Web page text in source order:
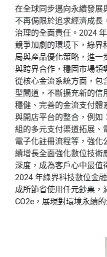
在全球同步邁向永續發展
不再侷限於追求經濟成長
治理的全面責任。2024
競爭加劇的環境下，綠界
局與產品優化策略，進一
與跨界合作，穩固市場領
從核心金流系統方面，包
型閘道，不斷擴充新的信
穩健、完善的金流支付體
與開店平台的整合，例如
組的多元支付渠道拓展、
電子化註冊流程等，強化
續增長全面強化數位技術
深度，成為客戶心中最值
2024 年綠界科技數位金
成所節省使用仟元鈔票
CO2e，展現對環境永續